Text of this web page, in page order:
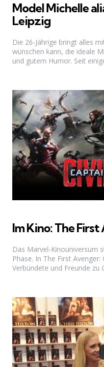
Model Michelle
Leipzig
Die 26-Jährige bringt alles
wünschen kann, die ideale
und gutem Humor. Seit
Im Kino: The
Das Marvel-Kinouniversum
Phase. In The First
Verbündete und Freunde zu